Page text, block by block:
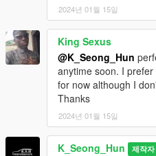
2024년 01월 15일
King Sexus
@K_Seong_Hun
anytime soon. I
for now although I
Thanks
2024년 01월 15일
K_Seong_Hun 제작자